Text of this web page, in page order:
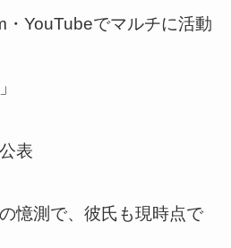
・YouTubeでマルチに活動
表
憶測で、彼氏も現時点で